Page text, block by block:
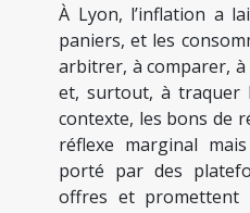
À Lyon, l’inflation a
paniers, et les
arbitrer, à comparer,
et, surtout, à traquer
contexte, les bons de
réflexe marginal
porté par des
offres et promettent